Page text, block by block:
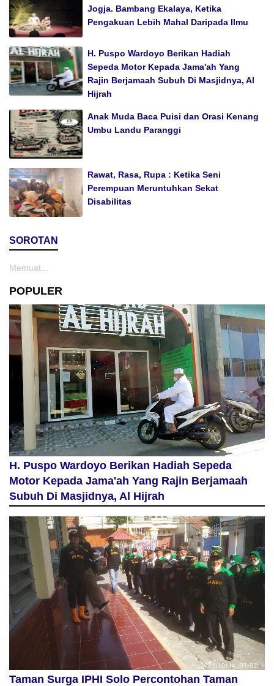
Jogja. Bambang Ekalaya, Ketika
Pengakuan Lebih Mahal Daripada Ilmu
H. Puspo Wardoyo Berikan Hadiah
Sepeda Motor Kepada Jama'ah Yang
Rajin Berjamaah Subuh Di Masjidnya, Al
Hijrah
Anak Muda Baca Puisi dan Orasi Kenang
Umbu Landu Paranggi
Rawat, Rasa, Rupa : Ketika Seni
Perempuan Meruntuhkan Sekat
Disabilitas
SOROTAN
Memuat...
POPULER
H. Puspo Wardoyo Berikan Hadiah Sepeda
Motor Kepada Jama'ah Yang Rajin Berjamaah
Subuh Di Masjidnya, Al Hijrah
Taman Surga IPHI Solo Percontohan Taman